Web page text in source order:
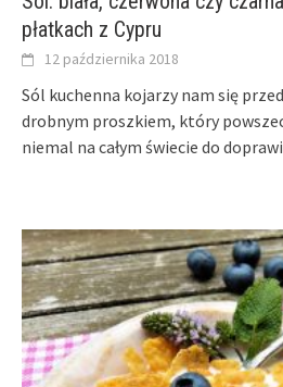
płatkach z Cypru
12 października 2018
Sól kuchenna kojarzy nam się
drobnym proszkiem, który
niemal na całym świecie do